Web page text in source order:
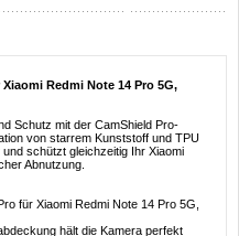
Redmi Note 14 Pro 5G,
Schutz mit der CamShield Pro-
von starrem Kunststoff und TPU
schützt gleichzeitig Ihr Xiaomi
Abnutzung.
für Xiaomi Redmi Note 14 Pro 5G,
hält die Kamera perfekt